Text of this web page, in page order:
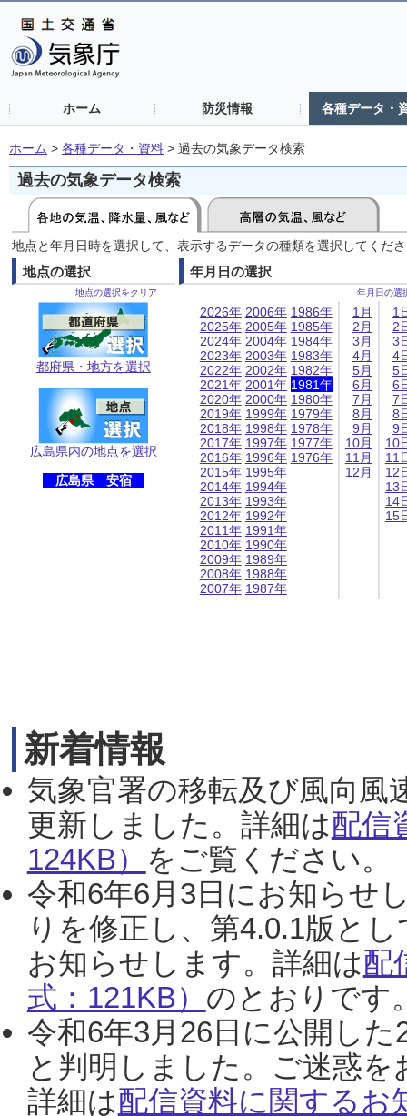
ホーム 防災情報 各種データ・
ホーム > 各種データ・資料 > 過去の気象データ検索
過去の気象データ検索
地点と年月日時を選択して、表示するデータの種類を選択してくだ
地点の選択
地点の選択をクリア
都府県・地方を選択
広島県内の地点を選択
広島県 安宿
年月日の選択
年月日の選
2026年
2025年
2024年
2023年
2022年
2021年
2020年
2019年
2018年
2017年
2016年
2015年
2014年
2013年
2012年
2011年
2010年
2009年
2008年
2007年
2006年
2005年
2004年
2003年
2002年
2001年
2000年
1999年
1998年
1997年
1996年
1995年
1994年
1993年
1992年
1991年
1990年
1989年
1988年
1987年
1986年
1985年
1984年
1983年
1982年
1981年
1980年
1979年
1978年
1977年
1976年
1月
2月
3月
4月
5月
6月
7月
8月
9月
10月
11月
12月
1
2
3
4
5
6
7
8
9
10
11
12
13
14
15
新着情報
気象官署の移転及び風向風
更新しました。詳細は配信
124KB） をご覧ください。
令和6年6月3日にお知らせ
りを修正し、第4.0.1版と
お知らせします。詳細は配
式：121KB） のとおりです
令和6年3月26日に公開し
と判明しました。ご迷惑
詳細は配信資料に関するお